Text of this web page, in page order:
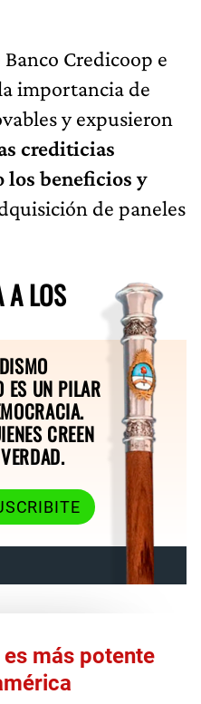
Credicoop e
importancia de
y expusieron
crediticias
los beneficios y
de paneles
A LOS
ES UN PILAR
CREEN
más potente